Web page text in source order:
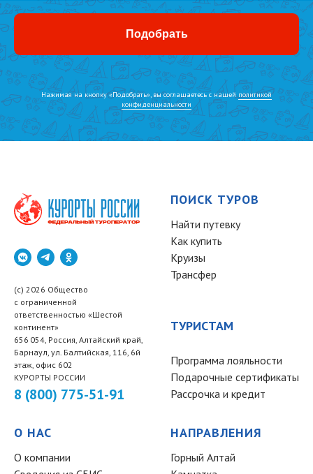
Подобрать
Нажимая на кнопку «Подобрать», вы соглашаетесь с нашей политикой
конфиденциальности
(c) 2026 Общество
с ограниченной
ответственностью «Шестой
континент»
656 054, Россия, Алтайский край,
Барнаул, ул. Балтийская, 116, 6й
этаж, офис 602
КУРОРТЫ РОССИИ
8 (800) 775-51-91
ПОИСК ТУРОВ
Найти путевку
Как купить
Круизы
Трансфер
ТУРИСТАМ
Программа лояльности
Подарочные сертификаты
Рассрочка и кредит
О НАС
О компании
НАПРАВЛЕНИЯ
Горный Алтай